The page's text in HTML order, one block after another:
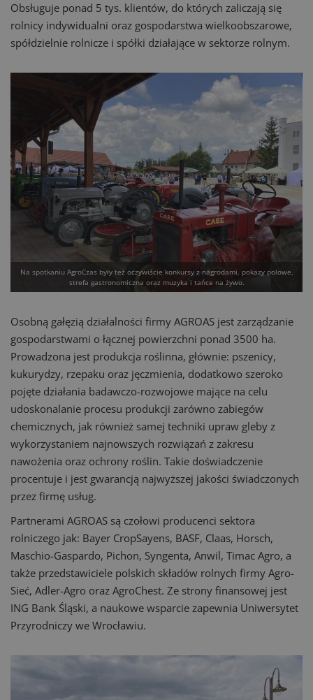
Obsługuje ponad 5 tys. klientów, do których zaliczają się
rolnicy indywidualni oraz gospodarstwa wielkoobszarowe,
spółdzielnie rolnicze i spółki działające w sektorze rolnym.
Na spotkaniu AgroCzas były też oczywiście konkursy z nagrodami, pokazy polowe,
strefa gastronomiczna oraz muzyka i tańce na żywo.
Osobną gałęzią działalności firmy AGROAS jest zarządzanie
gospodarstwami o łącznej powierzchni ponad 3500 ha.
Prowadzona jest produkcja roślinna, głównie: pszenicy,
kukurydzy, rzepaku oraz jęczmienia, dodatkowo szeroko
pojęte działania badawczo-rozwojowe mające na celu
udoskonalanie procesu produkcji zarówno zabiegów
chemicznych, jak również samej techniki upraw gleby z
wykorzystaniem najnowszych rozwiązań z zakresu
nawożenia oraz ochrony roślin. Takie doświadczenie
procentuje i jest gwarancją najwyższej jakości świadczonych
przez firmę usług.
Partnerami AGROAS są czołowi producenci sektora
rolniczego jak: Bayer CropSayens, BASF, Claas, Horsch,
Maschio-Gaspardo, Pichon, Syngenta, Anwil, Timac Agro, a
także przedstawiciele polskich składów rolnych firmy Agro-
Sieć, Adler-Agro oraz AgroChest. Ze strony finansowej jest
ING Bank Śląski, a naukowe wsparcie zapewnia Uniwersytet
Przyrodniczy we Wrocławiu.